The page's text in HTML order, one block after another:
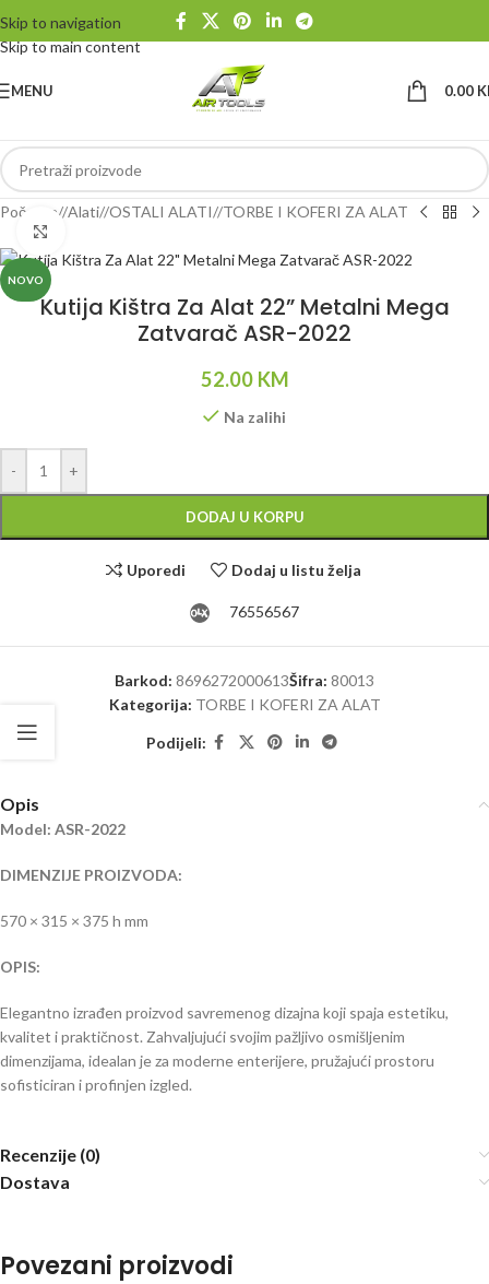
Skip to navigation
Skip to main content
MENU 0.00
Početna/ Alati/ OSTALI ALATI/ TORBE I KOFERI ZA ALAT
NOVO
Kutija Kištra Za Alat 22” Metalni Mega
Zatvarač ASR-2022
52.00 KM
Na zalihi
- +
DODAJ U KORPU
Uporedi Dodaj u listu želja
76556567
Barkod: 8696272000613Šifra: 80013
Kategorija: TORBE I KOFERI ZA ALAT
Podijeli:
Opis
Model: ASR-2022
DIMENZIJE PROIZVODA:
570 × 315 × 375 h mm
OPIS:
Elegantno izrađen proizvod savremenog dizajna koji spaja estetiku,
kvalitet i praktičnost. Zahvaljujući svojim pažljivo osmišljenim
dimenzijama, idealan je za moderne enterijere, pružajući prostoru
sofisticiran i profinjen izgled.
Recenzije (0)
Dostava
Povezani proizvodi